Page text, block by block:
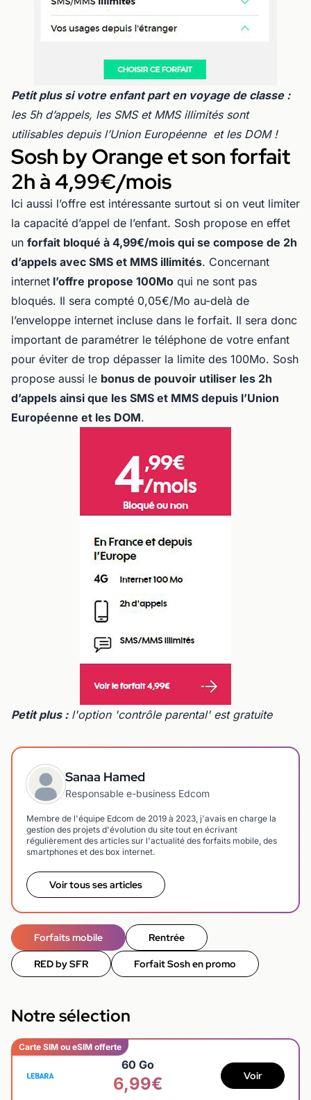
Petit plus si votre enfant part en voyage de classe :
les 5h d’appels, les SMS et MMS illimités sont
utilisables depuis l’Union Européenne et les DOM !
Sosh by Orange et son forfait
2h à 4,99€/mois
Ici aussi l’offre est intéressante surtout si on veut limiter
la capacité d’appel de l’enfant. Sosh propose en effet
un forfait bloqué à 4,99€/mois qui se compose de 2h
d’appels avec SMS et MMS illimités. Concernant
internet l’offre propose 100Mo qui ne sont pas
bloqués. Il sera compté 0,05€/Mo au-delà de
l’enveloppe internet incluse dans le forfait. Il sera donc
important de paramétrer le téléphone de votre enfant
pour éviter de trop dépasser la limite des 100Mo. Sosh
propose aussi le bonus de pouvoir utiliser les 2h
d’appels ainsi que les SMS et MMS depuis l’Union
Européenne et les DOM.
Petit plus :l'option 'contrôle parental' est gratuite
Sanaa Hamed
Responsable e-business Edcom
Membre de l'équipe Edcom de 2019 à 2023, j'avais en charge la
gestion des projets d'évolution du site tout en écrivant
régulièrement des articles sur l'actualité des forfaits mobile, des
smartphones et des box internet.
Voir tous ses articles
Forfaits mobile Rentrée
RED by SFR Forfait Sosh en promo
Notre sélection
Carte SIM ou eSIM offerte
60 Go
6,99€ Voir